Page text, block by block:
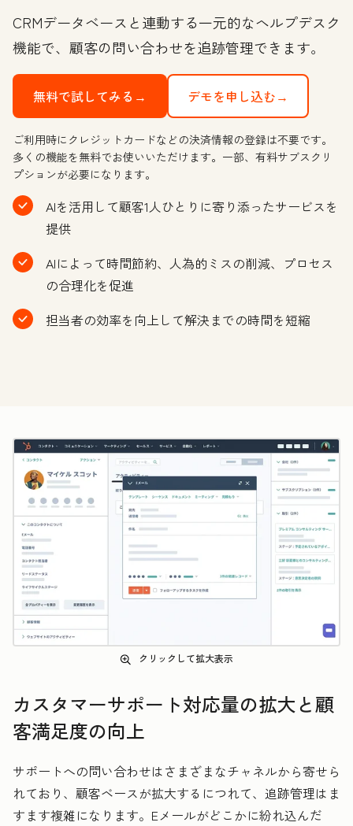
CRMデータベースと連動する一元的なヘルプデスク
機能で、顧客の問い合わせを追跡管理できます。
無料で試してみる→ デモを申し込む→
ご利用時にクレジットカードなどの決済情報の登録は不要です。
多くの機能を無料でお使いいただけます。一部、有料サブスクリ
プションが必要になります。
AIを活用して顧客1人ひとりに寄り添ったサービスを
提供
AIによって時間節約、人為的ミスの削減、プロセス
の合理化を促進
担当者の効率を向上して解決までの時間を短縮
クリックして拡大表示
カスタマーサポート対応量の拡大と顧
客満足度の向上
サポートへの問い合わせはさまざまなチャネルから寄せら
れており、顧客ベースが拡大するにつれて、追跡管理はま
すます複雑になります。Eメールがどこかに紛れ込んだ